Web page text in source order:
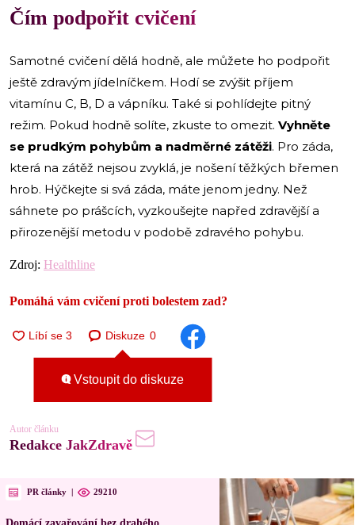
Čím podpořit cvičení
Samotné cvičení dělá hodně, ale můžete ho podpořit
ještě zdravým jídelníčkem. Hodí se zvýšit příjem
vitamínu C, B, D a vápníku. Také si pohlídejte pitný
režim. Pokud hodně solíte, zkuste to omezit. Vyhněte
se prudkým pohybům a nadměrné zátěži. Pro záda,
která na zátěž nejsou zvyklá, je nošení těžkých břemen
hrob. Hýčkejte si svá záda, máte jenom jedny. Než
sáhnete po prášcích, vyzkoušejte napřed zdravější a
přirozenější metodu v podobě zdravého pohybu.
Zdroj: Healthline
Pomáhá vám cvičení proti bolestem zad?
Diskuze 0
Vstoupit do diskuze
Autor článku
Redakce JakZdravě
PR články 29210